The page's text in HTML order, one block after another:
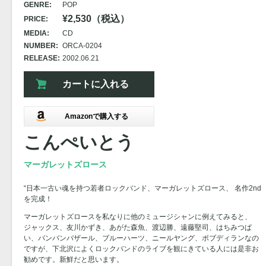
GENRE:
POP
PRICE:
¥2,530（税込）
MEDIA:
CD
NUMBER: ORCA-0204
RELEASE: 2002.06.21
カートに入れる
Amazonで購入する
こんぺいとう
マーガレットズロース
“日本一古い魂を持つ若者ロックバンド、マーガレットズロース、 名作2nd
を完成！
マーガレットズロースを私なりに他のミュージシャンに例えてみると、
ジャックス、友川かずき、あがた森魚、渡辺勝、遠藤堅司、はちみつぱ
い、バンバンバザール、ブルーハーツ、ニールヤング、ボブディランなの
ですが、下北沢によくロックバンドのライブを観にきている人には是非お
勧めです。新鮮だと思います。